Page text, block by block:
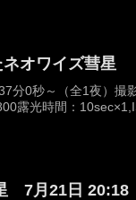
オワイズ彗星
分0秒～（全1夜）撮
露光時間：
7月21日